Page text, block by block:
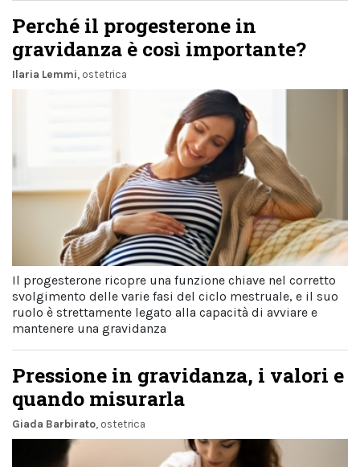
Perché il progesterone in
gravidanza è così importante?
Ilaria Lemmi, ostetrica
Il progesterone ricopre una funzione chiave nel corretto
svolgimento delle varie fasi del ciclo mestruale, e il suo
ruolo è strettamente legato alla capacità di avviare e
mantenere una gravidanza
Pressione in gravidanza, i valori e
quando misurarla
Giada Barbirato , ostetrica